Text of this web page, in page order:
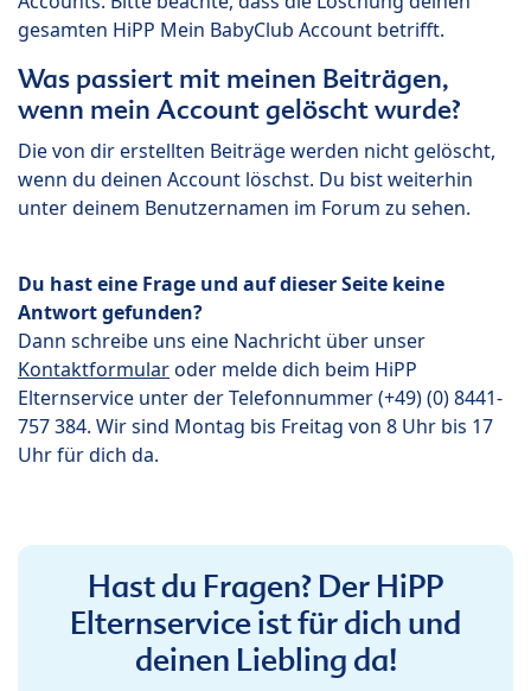
gesamten HiPP Mein BabyClub Account betrifft.
Was passiert mit meinen Beiträgen,
wenn mein Account gelöscht wurde?
Die von dir erstellten Beiträge werden nicht gelöscht,
wenn du deinen Account löschst. Du bist weiterhin
unter deinem Benutzernamen im Forum zu sehen.
Du hast eine Frage und auf dieser Seite keine
Antwort gefunden?
Dann schreibe uns eine Nachricht über unser
Kontaktformularoder melde dich beim HiPP
Elternservice unter der Telefonnummer (+49) (0) 8441-
757 384. Wir sind Montag bis Freitag von 8 Uhr bis 17
Uhr für dich da.
Hast du Fragen? Der HiPP
Elternservice ist für dich und
deinen Liebling da!